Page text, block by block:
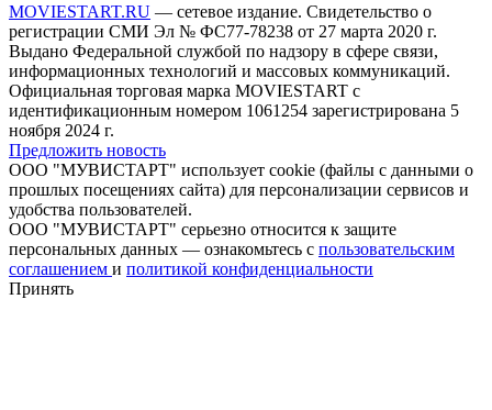
MOVIESTART.RU — сетевое издание. Свидетельство о
регистрации СМИ Эл № ФС77-78238 от 27 марта 2020 г.
Выдано Федеральной службой по надзору в сфере связи,
информационных технологий и массовых коммуникаций.
Официальная торговая марка MOVIESTART с
идентификационным номером 1061254 зарегистрирована 5
ноября 2024 г.
Предложить новость
ООО "МУВИСТАРТ" использует cookie (файлы с данными о
прошлых посещениях сайта) для персонализации сервисов и
удобства пользователей.
ООО "МУВИСТАРТ" серьезно относится к защите
персональных данных — ознакомьтесь с пользовательским
соглашением и политикой конфиденциальности
Принять